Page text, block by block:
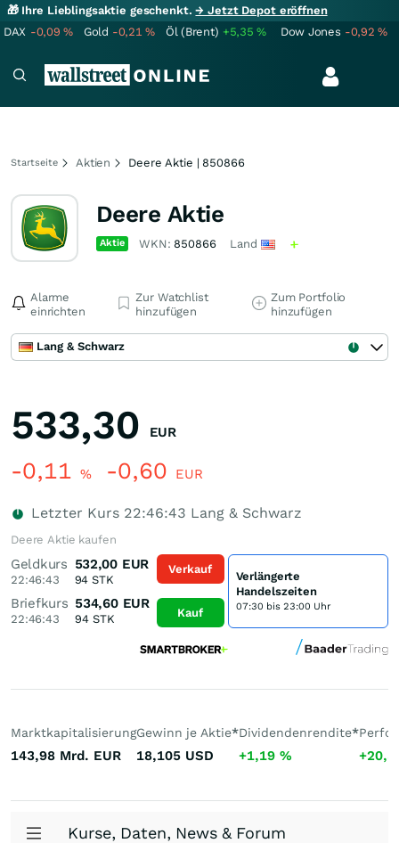
🎁 Ihre Lieblingsaktie geschenkt.→ Jetzt Depot eröffnen
DAX -0,09% Gold -0,21% Öl (Brent) +5,35% Dow Jones -0,92%
Startseite Aktien Deere Aktie | 850866
Deere Aktie
Aktie WKN: 850866 Land
Alarme
einrichten
Zur Watchlist
hinzufügen
Zum Portfolio
hinzufügen
Lang & Schwarz
533,30 EUR
-0,11 % -0,60 EUR
Letzter Kurs 22:46:43 Lang & Schwarz
Deere Aktie kaufen
Geldkurs
22:46:43
532,00 EUR
94 STK
Briefkurs
22:46:43
534,60 EUR
94 STK
Verkauf
Kauf
Verlängerte
Handelszeiten
07:30 bis 23:00 Uhr
Marktkapitalisierung
143,98 Mrd. EUR
Gewinn je Aktie*
18,105 USD
Dividendenrendite*
+1,19 %
Kurse, Daten, News & Forum